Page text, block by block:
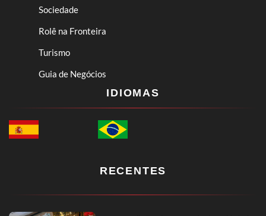
Sociedade
Rolê na Fronteira
Turismo
Guia de Negócios
IDIOMAS
RECENTES